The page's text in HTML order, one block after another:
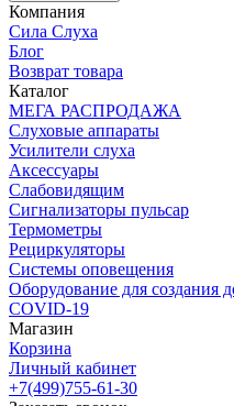
Компания
Сила Слуха
Блог
Возврат товара
Каталог
МЕГА РАСПРОДАЖА
Слуховые аппараты
Усилители слуха
Аксессуары
Слабовидящим
Сигнализаторы пульсар
Термометры
Рециркуляторы
Cистемы оповещения
Оборудование для создания
COVID-19
Магазин
Корзина
Личный кабинет
+7(499)755-61-30